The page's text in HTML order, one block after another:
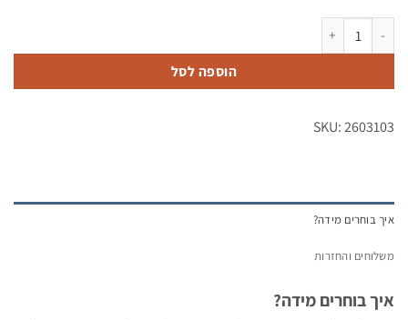
כמות של מסתובבת בהגזמה לבנה עם לב פייטים
הוספה לסל
SKU: 2603103
איך בוחרים מידה?
משלוחים והחזרות
איך בוחרים מידה?